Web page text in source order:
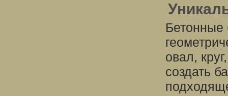
Бетонные
овал,
создать